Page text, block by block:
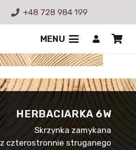
+48 728 984 199
MENU
HERBACIARKA 6W
Skrzynka zamykana
z czterostronnie struganego